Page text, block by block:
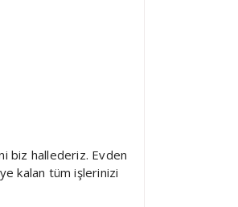
biz hallederiz. Evden
kalan tüm işlerinizi